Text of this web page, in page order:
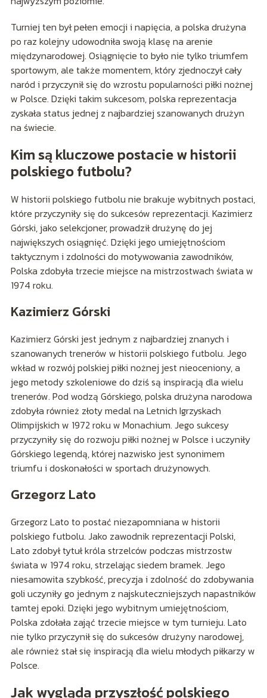
Turniej ten był pełen emocji i napięcia, a polska drużyna
po raz kolejny udowodniła swoją klasę na arenie
międzynarodowej. Osiągnięcie to było nie tylko triumfem
sportowym, ale także momentem, który zjednoczył cały
naród i przyczynił się do wzrostu popularności piłki nożnej
w Polsce. Dzięki takim sukcesom, polska reprezentacja
zyskała status jednej z najbardziej szanowanych drużyn
na świecie.
Kim są kluczowe postacie w historii
polskiego futbolu?
W historii polskiego futbolu nie brakuje wybitnych postaci,
które przyczyniły się do sukcesów reprezentacji. Kazimierz
Górski, jako selekcjoner, prowadził drużynę do jej
największych osiągnięć. Dzięki jego umiejętnościom
taktycznym i zdolności do motywowania zawodników,
Polska zdobyła trzecie miejsce na mistrzostwach świata w
1974 roku.
Kazimierz Górski
Kazimierz Górski jest jednym z najbardziej znanych i
szanowanych trenerów w historii polskiego futbolu. Jego
wkład w rozwój polskiej piłki nożnej jest nieoceniony, a
jego metody szkoleniowe do dziś są inspiracją dla wielu
trenerów. Pod wodzą Górskiego, polska drużyna narodowa
zdobyła również złoty medal na Letnich Igrzyskach
Olimpijskich w 1972 roku w Monachium. Jego sukcesy
przyczyniły się do rozwoju piłki nożnej w Polsce i uczyniły
Górskiego legendą, której nazwisko jest synonimem
triumfu i doskonałości w sportach drużynowych.
Grzegorz Lato
Grzegorz Lato to postać niezapomniana w historii
polskiego futbolu. Jako zawodnik reprezentacji Polski,
Lato zdobył tytuł króla strzelców podczas mistrzostw
świata w 1974 roku, strzelając siedem bramek. Jego
niesamowita szybkość, precyzja i zdolność do zdobywania
goli uczyniły go jednym z najskuteczniejszych napastników
tamtej epoki. Dzięki jego wybitnym umiejętnościom,
Polska zdołała zająć trzecie miejsce w tym turnieju. Lato
nie tylko przyczynił się do sukcesów drużyny narodowej,
ale również stał się inspiracją dla wielu młodych piłkarzy w
Polsce.
Jak wygląda przyszłość polskiego